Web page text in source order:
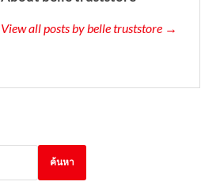
View all posts by belle truststore →
ค้นหา